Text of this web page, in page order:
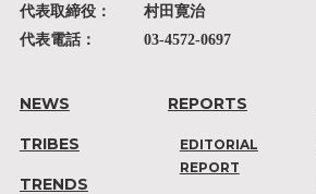
代表取締役：
村田寛治
代表電話：
03-4572-0697
NEWS
TRIBES
TRENDS
REPORTS
EDITORIAL
REPORT